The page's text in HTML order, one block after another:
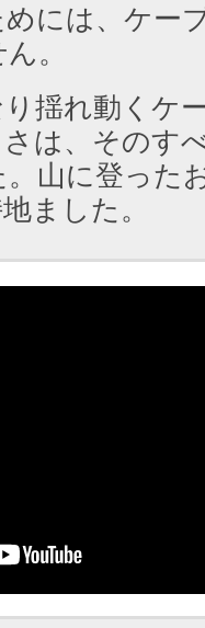
には、ケー
。
揺れ動くケ
は、そのす
。山に登った
ました。